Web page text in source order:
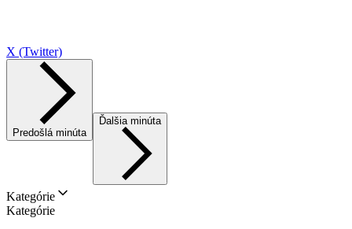
X (Twitter)
Predošlá minúta
Ďalšia minúta
Kategórie
Kategórie